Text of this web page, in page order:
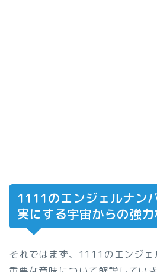
1111のエンジェルナン
実にする宇宙からの強力
それではまず、1111のエンジェ